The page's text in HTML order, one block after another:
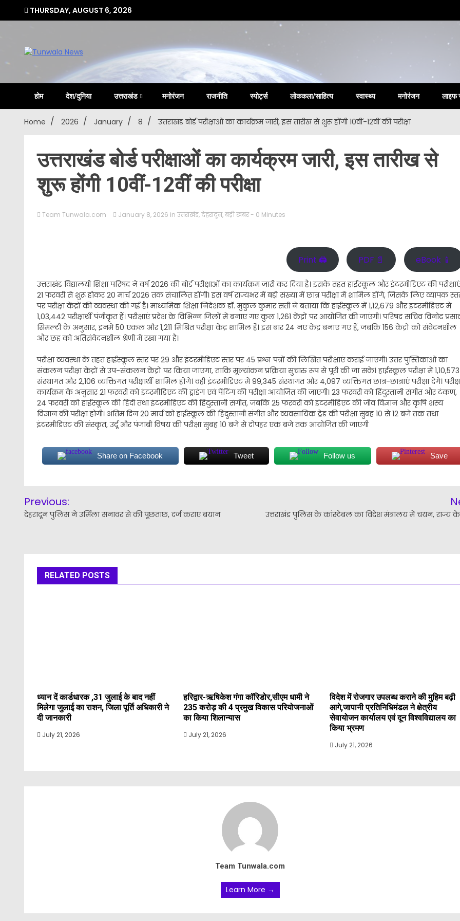
THURSDAY, AUGUST 6, 2026
Tunwala
Uttarakhand Hindi News Portal
होम देश/दुनिया उत्तराखंड मनोरंजन राजनीति स्पोर्ट्स लोककला/साहित्य स्वास्थ्य मनोरंजन लाइफ
Home 2026 January 8 उत्तराखंड बोर्ड परीक्षाओं का कार्यक्रम जारी, इस तारीख से शुरू होंगी 10वीं-12वीं की परीक्षा
उत्तराखंड बोर्ड परीक्षाओं का कार्यक्रम जारी, इस तारीख से
शुरू होंगी 10वीं-12वीं की परीक्षा
Team Tunwala.com January 8, 2026 in उत्तराखंड,देहरादून,बड़ी खबर - 0 Minutes
Print 🖨 PDF 📄 eBook 📱
उत्तराखंड विद्यालयी शिक्षा परिषद ने वर्ष 2026 की बोर्ड परीक्षाओं का कार्यक्रम जारी कर दिया है। इसके तहत हाईस्कूल और इंटरमीडिएट की
21 फरवरी से शुरू होकर 20 मार्च 2026 तक संचालित होंगी। इस वर्ष राज्यभर में बड़ी संख्या में छात्र परीक्षा में शामिल होंगे, जिसके लिए व्यापक
पर परीक्षा केंद्रों की व्यवस्था की गई है। माध्यमिक शिक्षा निदेशक डॉ. मुकुल कुमार सती ने बताया कि हाईस्कूल में 1,12,679 और इंटरमीडिएट में
1,03,442 परीक्षार्थी पंजीकृत हैं। परीक्षाएं प्रदेश के विभिन्न जिलों में बनाए गए कुल 1,261 केंद्रों पर आयोजित की जाएंगी। परिषद सचिव विनोद
सिमल्टी के अनुसार, इनमें 50 एकल और 1,211 मिश्रित परीक्षा केंद्र शामिल हैं। इस बार 24 नए केंद्र बनाए गए हैं, जबकि 156 केंद्रों को संवेदनशील
और छह को अतिसंवेदनशील श्रेणी में रखा गया है।
परीक्षा व्यवस्था के तहत हाईस्कूल स्तर पर 29 और इंटरमीडिएट स्तर पर 45 प्रश्न पत्रों की लिखित परीक्षाएं कराई जाएंगी। उत्तर पुस्तिकाओं का
संकलन परीक्षा केंद्रों से उप-संकलन केंद्रों पर किया जाएगा, ताकि मूल्यांकन प्रक्रिया सुचारु रूप से पूरी की जा सके। हाईस्कूल परीक्षा में 1,10,573
संस्थागत और 2,106 व्यक्तिगत परीक्षार्थी शामिल होंगे। वहीं इंटरमीडिएट में 99,345 संस्थागत और 4,097 व्यक्तिगत छात्र-छात्राएं परीक्षा देंगे।
कार्यक्रम के अनुसार 21 फरवरी को इंटरमीडिएट की ड्राइंग एवं पेंटिंग की परीक्षा आयोजित की जाएगी। 23 फरवरी को हिंदुस्तानी संगीत और टंकण,
24 फरवरी को हाईस्कूल की हिंदी तथा इंटरमीडिएट की हिंदुस्तानी संगीत, जबकि 25 फरवरी को इंटरमीडिएट की जीव विज्ञान और कृषि शस्य
विज्ञान की परीक्षा होगी। अंतिम दिन 20 मार्च को हाईस्कूल की हिंदुस्तानी संगीत और व्यवसायिक ट्रेड की परीक्षा सुबह 10 से 12 बजे तक तथा
इंटरमीडिएट की संस्कृत, उर्दू और पंजाबी विषय की परीक्षा सुबह 10 बजे से दोपहर एक बजे तक आयोजित की जाएगी
Share on Facebook Tweet Follow us Save
navigation
Previous:
देहरादून पुलिस ने उर्मिला सनावर से की पूछताछ, दर्ज कराए बयान
उत्तराखंड पुलिस के कांस्टेबल का विदेश मंत्रालय में चयन, राज्य
RELATED POSTS
ध्यान दें कार्डधारक ,31 जुलाई के बाद नहीं
मिलेगा जुलाई का राशन, जिला पूर्ति अधिकारी ने
दी जानकारी
July 21, 2026
हरिद्वार-ऋषिकेश गंगा कॉरिडोर,सीएम धामी ने
235 करोड़ की 4 प्रमुख विकास परियोजनाओं
का किया शिलान्यास
July 21, 2026
विदेश में रोजगार उपलब्ध कराने की मुहिम बढ़ी
आगे,जापानी प्रतिनिधिमंडल ने क्षेत्रीय
सेवायोजन कार्यालय एवं दून विश्वविद्यालय का
किया भ्रमण
July 21, 2026
Team Tunwala.com
Learn More →